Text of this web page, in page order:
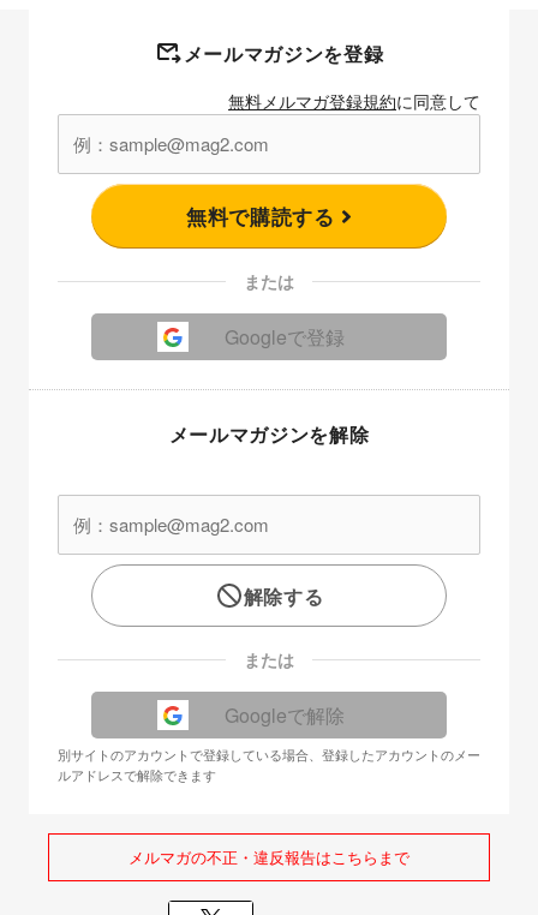
メールマガジンを登録
無料メルマガ登録規約に同意して
無料で購読する
または
Googleで登録
メールマガジンを解除
解除する
または
Googleで解除
別サイトのアカウントで登録している場合、登録したアカウントのメー
ルアドレスで解除できます
メルマガの不正・違反報告はこちらまで